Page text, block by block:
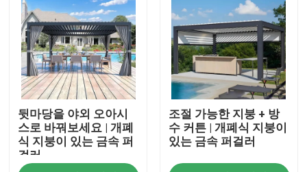
집
제품
우리에 대하여
공장 여행
뒷마당을 야외 오아시
스로 바꿔보세요 | 개폐
식 지붕이 있는 금속 퍼
걸러
조절 가능한 지붕 + 방
수 커튼 | 개폐식 지붕이
있는 금속 퍼걸러